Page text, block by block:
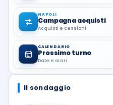
NAPOLI
Campagna acquisti
Acquisti e cessioni
CALENDARIO
Prossimo turno
Date e orari
Il sondaggio